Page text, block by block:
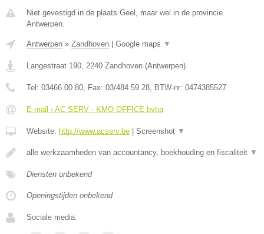
Niet gevestigd in de plaats Geel, maar wel in de provincie
Antwerpen.
Antwerpen » Zandhoven Google maps ▼
Langestraat 190, 2240 Zandhoven (Antwerpen)
Tel: 03466 00 80, Fax: 03/484 59 28, BTW-nr: 0474385527
E-mail › AC SERV - KMO OFFICE bvba
Website: http://www.acserv.be Screenshot ▼
alle werkzaamheden van accountancy, boekhouding en fiscaliteit ▼
Diensten onbekend
Openingstijden onbekend
Sociale media: